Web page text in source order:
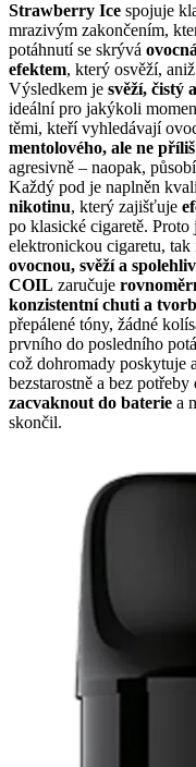
Strawberry Ice spojuje
mrazivým zakončením,
potáhnutí se skrývá
efektem, který osvěží,
Výsledkem je svěží, čistý
ideální pro jakýkoli
těmi, kteří vyhledávají
mentolového, ale ne
agresivně – naopak, působí
Každý pod je naplněn
nikotinu, který zajišťuje
po klasické cigaretě.
elektronickou cigaretu,
ovocnou, svěží a
COIL zaručuje
konzistentní chuti a
přepálené tóny, žádné
prvního do posledního
což dohromady poskytuje
bezstarostně a bez
zacvaknout do baterie a
skončil.